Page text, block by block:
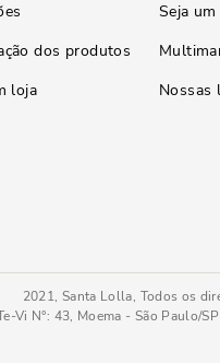
dos produtos
loja
Seja
Nossas
2021, Santa Lolla, Todos os
Vi N°: 43, Moema - São Paulo/